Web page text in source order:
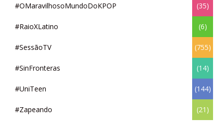
#OMaravilhosoMundoDoKPOP (35)
#RaioXLatino (6)
#SessãoTV (755)
#SinFronteras (14)
#UniTeen (144)
#Zapeando (21)